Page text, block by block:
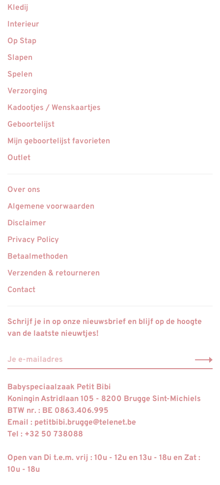
Kledij
Interieur
Op Stap
Slapen
Spelen
Verzorging
Kadootjes / Wenskaartjes
Geboortelijst
Mijn geboortelijst favorieten
Outlet
Over ons
Algemene voorwaarden
Disclaimer
Privacy Policy
Betaalmethoden
Verzenden & retourneren
Contact
Schrijf je in op onze nieuwsbrief en blijf op de hoogte
van de laatste nieuwtjes!
Babyspeciaalzaak Petit Bibi
Koningin Astridlaan 105 - 8200 Brugge Sint-Michiels
BTW nr. : BE 0863.406.995
Email : petitbibi.brugge@telenet.be
Tel : +32 50 738088
Open van Di t.e.m. vrij : 10u - 12u en 13u - 18u en Zat :
10u - 18u